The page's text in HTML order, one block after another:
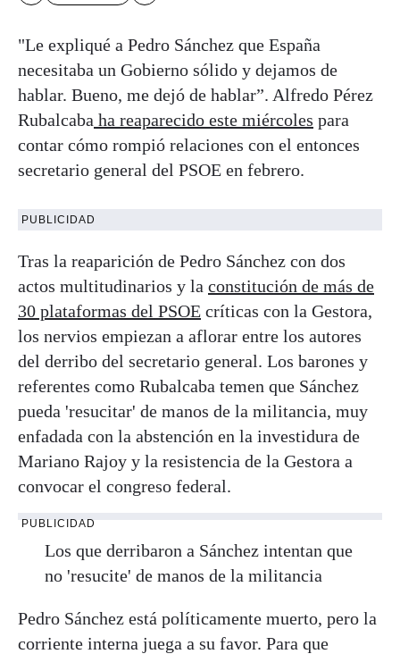
"Le expliqué a Pedro Sánchez que España
necesitaba un Gobierno sólido y dejamos de
hablar. Bueno, me dejó de hablar”. Alfredo Pérez
Rubalcaba ha reaparecido este miércoles para
contar cómo rompió relaciones con el entonces
secretario general del PSOE en febrero.
PUBLICIDAD
Tras la reaparición de Pedro Sánchez con dos
actos multitudinarios y la constitución de más de
30 plataformas del PSOE críticas con la Gestora,
los nervios empiezan a aflorar entre los autores
del derribo del secretario general. Los barones y
referentes como Rubalcaba temen que Sánchez
pueda 'resucitar' de manos de la militancia, muy
enfadada con la abstención en la investidura de
Mariano Rajoy y la resistencia de la Gestora a
convocar el congreso federal.
PUBLICIDAD
Los que derribaron a Sánchez intentan que
no 'resucite' de manos de la militancia
Pedro Sánchez está políticamente muerto, pero la
corriente interna juega a su favor. Para que